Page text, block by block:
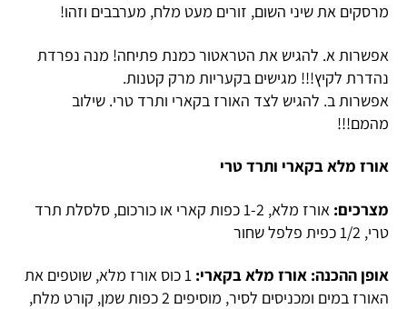
מרסקים את שיני השום, זורים מעט מלח, מערבבים וזהו!
אפשרות א. להגיש את הטראטור כמנת פתיחה! מנה נפרדת
נהדרת לקיץ!!! מגישים בקעריות מרק קטנות.
אפשרות ב. להגיש לצד האורז בקארי ותרד טרי. שילוב
מהמם!!!
אורז מלא בקארי ותרד טרי
מצרכים:
אורז מלא, 1-2 כפות קארי או כורכום, סלסלת תרד
טרי, 1/2 כפית פלפל שחור
אופן ההכנה: אורז מלא בקארי:
1 כוס אורז מלא, שוטפים את
האורז במים ומכניסים לסיר, מוסיפים 2 כפות שמן, קורט מלח,